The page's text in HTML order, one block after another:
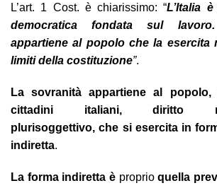
L’art. 1 Cost. è chiarissimo: “L’Italia
democratica fondata sul
appartiene al popolo che la esercita
limiti della costituzione”.
La sovranità appartiene al
cittadini italiani, diritto
plurisoggettivo, che si esercita in
indiretta.
La forma indiretta èproprioquella